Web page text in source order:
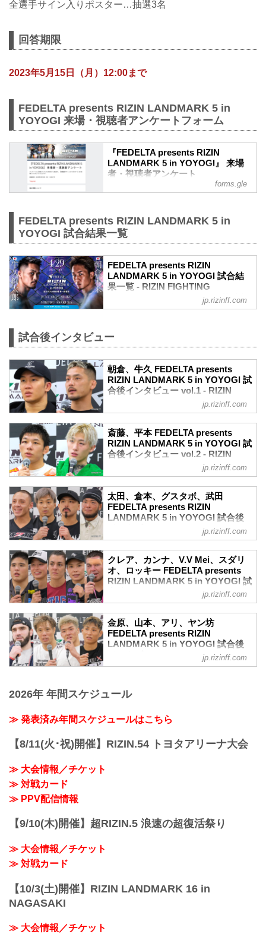
全選手サイン入りポスター…抽選3名
回答期限
2023年5月15日（月）12:00まで
FEDELTA presents RIZIN LANDMARK 5 in
YOYOGI 来場・視聴者アンケートフォーム
『FEDELTA presents RIZIN
LANDMARK 5 in YOYOGI』 来場
者・視聴者アンケート
アンケートにご回答いただいた方の中か
回答締切：2023年5月15日（月）12:00ま
で
forms.gle
FEDELTA presents RIZIN LANDMARK 5 in
YOYOGI 試合結果一覧
FEDELTA presents RIZIN
LANDMARK 5 in YOYOGI 試合結
果一覧 - RIZIN FIGHTING
FEDERATION オフィシャルサイト
（LOSE）牛久絢太郎 vs. 朝倉未来
（WIN）
3R 判定 （0-3）
≫ 試合結果詳細
第8試合／斎藤裕 vs. 平本蓮
RIZIN MMAルール：5分 3R（66.0kg）
（WIN）斎藤裕 vs. 平本蓮（LOSE）
3R 判定 (2-1)
≫ 試合結果詳細
第7試合／倉本一真 vs. 太田忍
RIZIN MMAルール：5分 3R（61.0kg）
（LOSE）倉本一真 vs. 太田忍（W...
jp.rizinff.com
試合後インタビュー
朝倉、牛久 FEDELTA presents
RIZIN LANDMARK 5 in YOYOGI 試
合後インタビュー vol.1 - RIZIN
FIGHTING FEDERATION オフィシ
ャルサイト
4月29日（祝・土）に代々木第一体育館に
て開催されたFEDELTA presents RIZIN
LANDMARK 5 in YOYOGIの出場選手た
ちの試合後インタビューを公開！
朝倉未来「KOしたかったができなくて残
朝倉未来 試合後インタビュー / FEDELTA
presents RIZIN LANDMARK 5 in
YOYOGI
ーー試合後の率直な感想をお聞かせいた
だけますか。
朝倉 KOしたかったんですけどできなく
て残念です。
ーー対戦相手の牛久選手の...
jp.rizinff.com
斎藤、平本 FEDELTA presents
RIZIN LANDMARK 5 in YOYOGI 試
合後インタビュー vol.2 - RIZIN
FIGHTING FEDERATION オフィシ
ャルサイト
4月29日（祝・土）に代々木第一体育館に
て開催されたFEDELTA presents RIZIN
LANDMARK 5 in YOYOGIの出場選手た
ちの試合後インタビューを公開！
斎藤裕「ようやく勝つ姿を見せられて、
斎藤裕 試合後インタビュー / FEDELTA
presents RIZIN LANDMARK 5 in
YOYOGI
ーー試合後の率直な感想をお聞かせいた
だけますか。
斎藤 いや「勝った嬉しい！」っていう感
じです。
ーー試合での勝利は...
jp.rizinff.com
太田、倉本、グスタボ、武田
FEDELTA presents RIZIN
LANDMARK 5 in YOYOGI 試合後
インタビュー vol.3 - RIZIN
FIGHTING FEDERATION オフィシ
ャルサイト
4月29日（祝・土）に代々木第一体育館に
て開催されたFEDELTA presents RIZIN
LANDMARK 5 in YOYOGIの出場選手た
ちの試合後インタビューを公開！
感じます」
youtu.be
ーー衝撃のKO勝利でした、試合後の率直
な感想をお聞かせいただけますか。
太田 練習通りやっただけです。練習がす
ーー試合前インタビューで「倉本選手が
きるような試合を見せつ...
jp.rizinff.com
クレア、カンナ、V.V Mei、スダリ
オ、ロッキー FEDELTA presents
RIZIN LANDMARK 5 in YOYOGI 試
合後インタビュー vol.4 - RIZIN
FIGHTING FEDERATION オフィシ
ャルサイト
4月29日（祝・土）に代々木第一体育館に
て開催されたFEDELTA presents RIZIN
LANDMARK 5 in YOYOGIの出場選手た
ちの試合後インタビューを公開！
youtu.be
だけますか。
いうのは、自分のMMAキャリアの中で一
jp.rizinff.com
金原、山本、アリ、ヤン坊
FEDELTA presents RIZIN
LANDMARK 5 in YOYOGI 試合後
インタビュー vol.5 - RIZIN
FIGHTING FEDERATION オフィシ
4月29日（祝・土）に代々木第一体育館に
LANDMARK 5 in YOYOGIの出場選手た
ちの試合後インタビューを公開！
金原正徳「“MMAが”楽しかったです」
youtu.be
金原 “MMAが”楽しかったです。
ーーマイクで、ケラモフ選手への対戦要
jp.rizinff.com
2026年 年間スケジュール
≫ 発表済み年間スケジュールはこちら
【8/11(火･祝)開催】RIZIN.54 トヨタアリーナ大会
≫ 大会情報／チケット
≫ 対戦カード
≫ PPV配信情報
【9/10(木)開催】超RIZIN.5 浪速の超復活祭り
≫ 大会情報／チケット
≫ 対戦カード
【10/3(土)開催】RIZIN LANDMARK 16 in
NAGASAKI
≫ 大会情報／チケット